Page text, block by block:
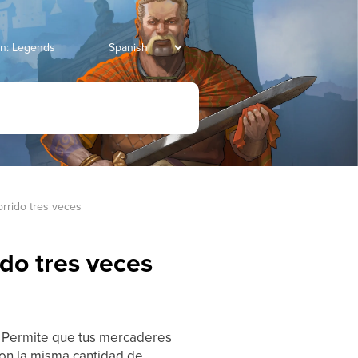
Legends
tres veces
tres veces
que tus mercaderes